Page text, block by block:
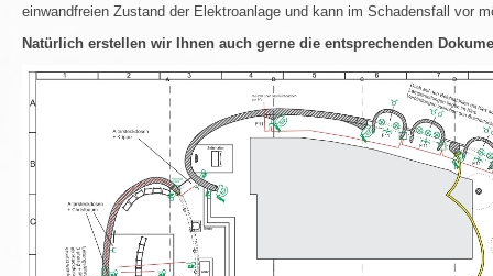
einwandfreien Zustand der Elektroanlage und kann im Schadensfall vor
Natürlich erstellen wir Ihnen auch gerne die entsprechenden